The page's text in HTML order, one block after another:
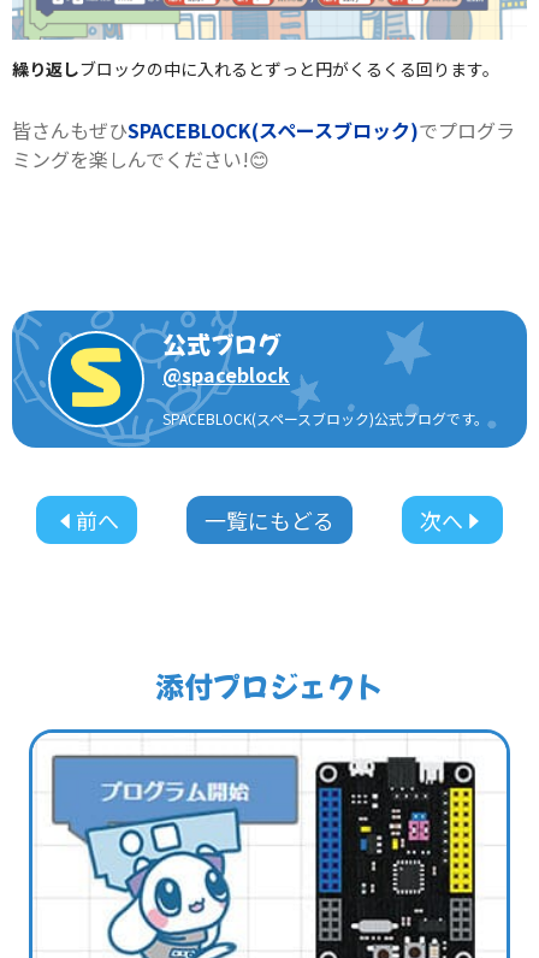
繰り返しブロックの中に入れるとずっと円がくるくる回ります。
皆さんもぜひSPACEBLOCK(スペースブロック)でプログラ
ミングを楽しんでください!😊
公式ブログ
@spaceblock
SPACEBLOCK(スペースブロック)公式ブログです。
前へ 一覧にもどる 次へ
添付プロジェクト